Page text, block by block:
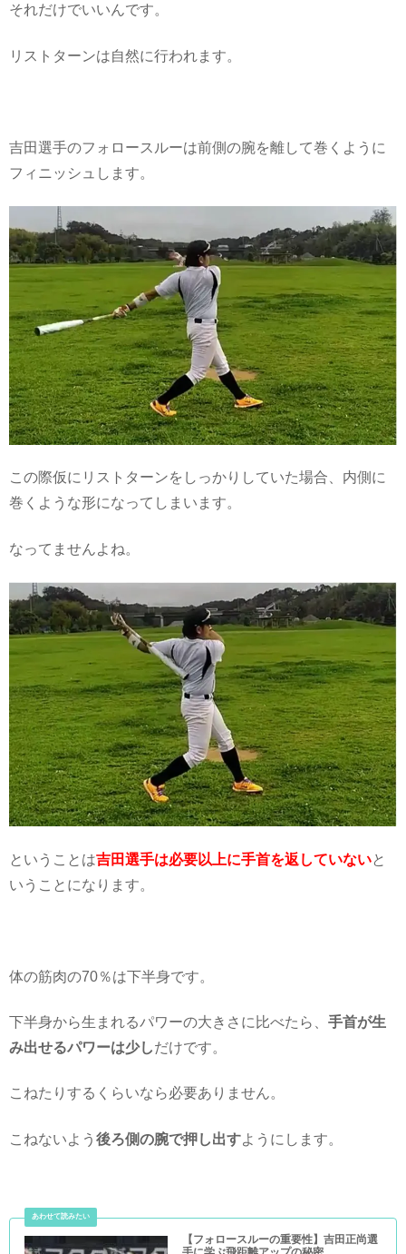
それだけでいいんです。
リストターンは自然に行われます。
吉田選手のフォロースルーは前側の腕を離して巻くように
フィニッシュします。
この際仮にリストターンをしっかりしていた場合、内側に
巻くような形になってしまいます。
なってませんよね。
ということは吉田選手は必要以上に手首を返していないと
いうことになります。
体の筋肉の70％は下半身です。
下半身から生まれるパワーの大きさに比べたら、 手首が生
み出せるパワーは少しだけです。
こねたりするくらいなら必要ありません。
こねないよう 後ろ側の腕で押し出すようにします。
【フォロースルーの重要性】吉田正尚選